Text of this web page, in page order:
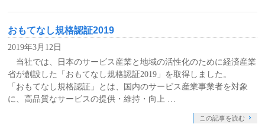
おもてなし規格認証2019
2019年3月12日
当社では、日本のサービス産業と地域の活性化のために経済産業
省が創設した「おもてなし規格認証2019」を取得しました。
「おもてなし規格認証」とは、国内のサービス産業事業者を対象
に、高品質なサービスの提供・維持・向上 …
この記事を読む